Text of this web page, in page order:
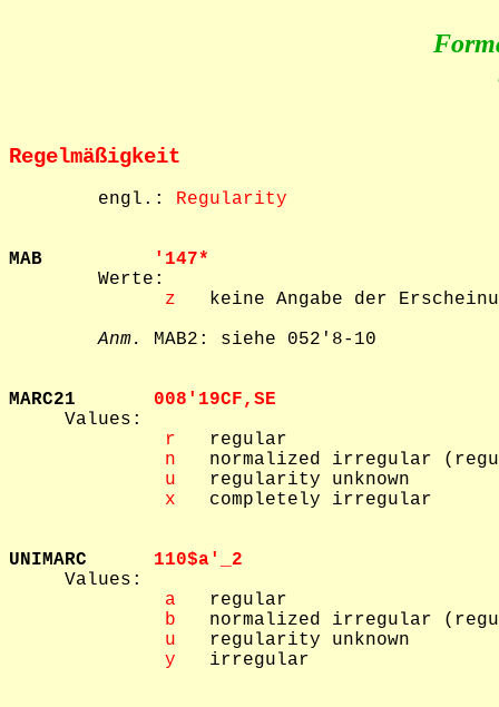
Regelmäßigkeit
        engl.:
Regularity
MAB
'147*
Werte:
z
keine Angabe der
Anm.
MAB2: siehe 052'8-10
MARC21 008'19CF,SE
Values:
r
   regular
n
normalized irregular
u
   regularity unknown
x
   completely irregular
UNIMARC 110$a'_2
Values:
a
   regular
b
normalized irregular
u
   regularity unknown
y
   irregular